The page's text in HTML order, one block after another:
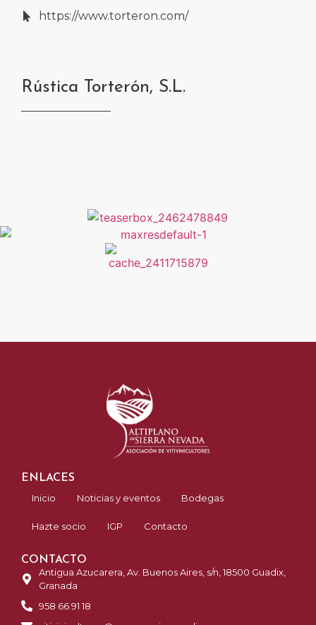
Rústica Torterón, S.L.
https://www.torteron.com/
ENLACES
Inicio
Noticias y eventos Bodegas
Hazte socio IGP Contacto
CONTACTO
Antigua Azucarera, Av. Buenos Aires, s/n, 18500 Guadix,
Granada
958 66 91 18